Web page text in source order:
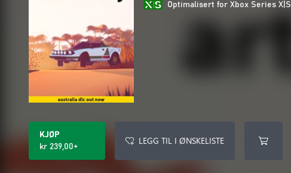
Optimalisert for Xbox Series X|S
KJØP
kr 239,00+
LEGG TIL I ØNSKELISTE